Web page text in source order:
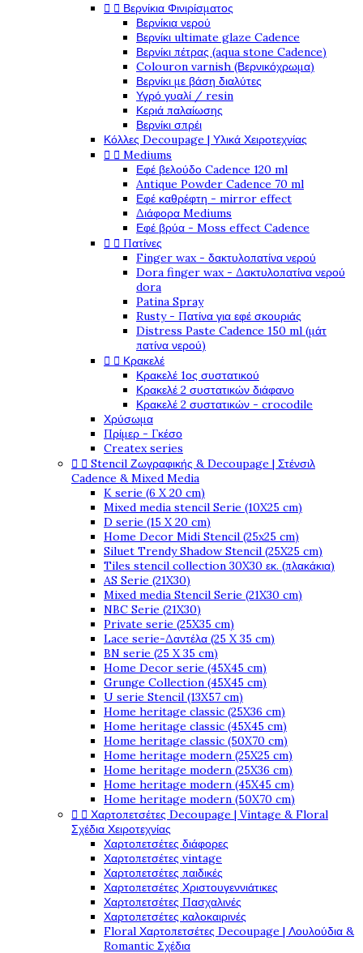
  Βερνίκια Φινιρίσματος
Βερνίκια νερού
Βερνίκι ultimate glaze Cadence
Βερνίκι πέτρας (aqua stone Cadence)
Colouron varnish (Βερνικόχρωμα)
Βερνίκι με βάση διαλύτες
Υγρό γυαλί / resin
Κεριά παλαίωσης
Βερνίκι σπρέι
Κόλλες Decoupage | Υλικά Χειροτεχνίας
  Mediums
Εφέ βελούδο Cadence 120 ml
Antique Powder Cadence 70 ml
Εφέ καθρέφτη - mirror effect
Διάφορα Mediums
Εφέ βρύα - Moss effect Cadence
  Πατίνες
Finger wax - δακτυλοπατίνα νερού
Dora finger wax - Δακτυλοπατίνα νερού
dora
Patina Spray
Rusty - Πατίνα για εφέ σκουριάς
Distress Paste Cadence 150 ml (μάτ
πατίνα νερού)
  Κρακελέ
Κρακελέ 1ος συστατικού
Κρακελέ 2 συστατικών διάφανο
Κρακελέ 2 συστατικών - crocodile
Χρύσωμα
Πρίμερ - Γκέσο
Createx series
  Stencil Ζωγραφικής & Decoupage | Στένσιλ
Cadence & Mixed Media
K serie (6 X 20 cm)
Mixed media stencil Serie (10X25 cm)
D serie (15 X 20 cm)
Home Decor Midi Stencil (25x25 cm)
Siluet Trendy Shadow Stencil (25X25 cm)
Tiles stencil collection 30X30 εκ. (πλακάκια)
AS Serie (21X30)
Mixed media Stencil Serie (21X30 cm)
NBC Serie (21X30)
Private serie (25X35 cm)
Lace serie-Δαντέλα (25 X 35 cm)
BN serie (25 X 35 cm)
Home Decor serie (45X45 cm)
Grunge Collection (45X45 cm)
U serie Stencil (13X57 cm)
Home heritage classic (25X36 cm)
Home heritage classic (45X45 cm)
Home heritage classic (50X70 cm)
Home heritage modern (25X25 cm)
Home heritage modern (25X36 cm)
Home heritage modern (45X45 cm)
Home heritage modern (50X70 cm)
  Χαρτοπετσέτες Decoupage | Vintage & Floral
Σχέδια Χειροτεχνίας
Χαρτοπετσέτες διάφορες
Χαρτοπετσέτες vintage
Χαρτοπετσέτες παιδικές
Χαρτοπετσέτες Χριστουγεννιάτικες
Χαρτοπετσέτες Πασχαλινές
Χαρτοπετσέτες καλοκαιρινές
Floral Χαρτοπετσέτες Decoupage | Λουλούδια &
Romantic Σχέδια